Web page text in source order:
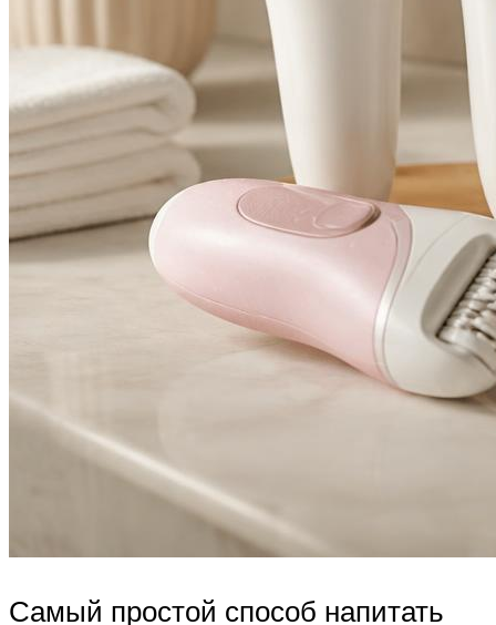
Самый простой способ напитать